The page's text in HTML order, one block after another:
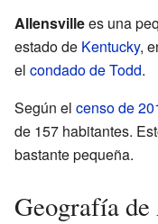
Allensvillees una
estado de Kentucky,
el condado de Todd.
Según el censo de
de 157 habitantes.
bastante pequeña.
Geografía